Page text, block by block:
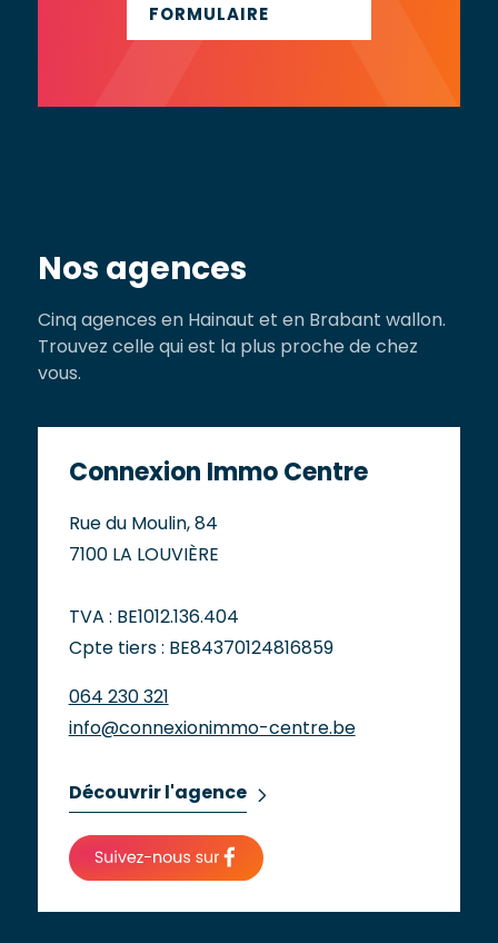
FORMULAIRE
Nos agences
Cinq agences en Hainaut et en Brabant wallon.
Trouvez celle qui est la plus proche de chez
vous.
Connexion Immo Centre
Rue du Moulin, 84
7100 LA LOUVIÈRE
TVA : BE1012.136.404
Cpte tiers : BE84370124816859
064 230 321
info@connexionimmo-centre.be
Découvrir l'agence